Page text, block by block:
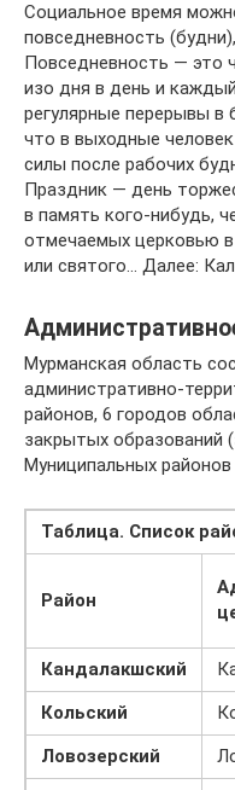
Социальное время
повседневность
Повседневность — это
изо дня в день и
регулярные перерывы в
что в выходные
силы после рабочих
Праздник — день
в память кого-нибудь,
отмечаемых церковью
или святого… Далее:
Мурманская область
административно-
районов, 6 городов
закрытых образований
Муниципальных районов
Таблица. Список
Район
Кандалакшский
Кольский
Ловозерский